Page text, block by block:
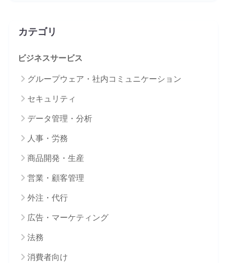
カテゴリ
ビジネスサービス
グループウェア・社内コミュニケーション
セキュリティ
データ管理・分析
人事・労務
商品開発・生産
営業・顧客管理
外注・代行
広告・マーケティング
法務
消費者向け